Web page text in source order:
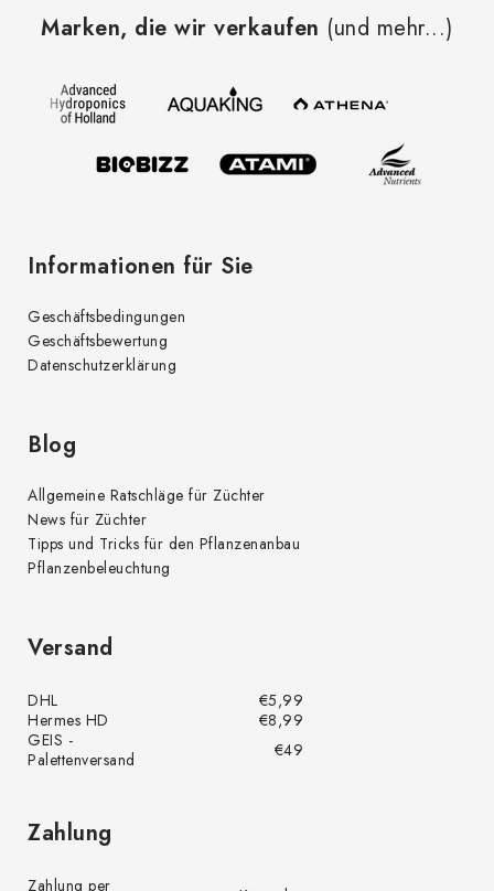
Marken, die wir verkaufen (und mehr...)
Informationen für Sie
Geschäftsbedingungen
Geschäftsbewertung
Datenschutzerklärung
Blog
Allgemeine Ratschläge für Züchter
News für Züchter
Tipps und Tricks für den Pflanzenanbau
Pflanzenbeleuchtung
Versand
DHL
€5,99
Hermes HD
€8,99
GEIS -
Palettenversand
€49
Zahlung
Zahlung per